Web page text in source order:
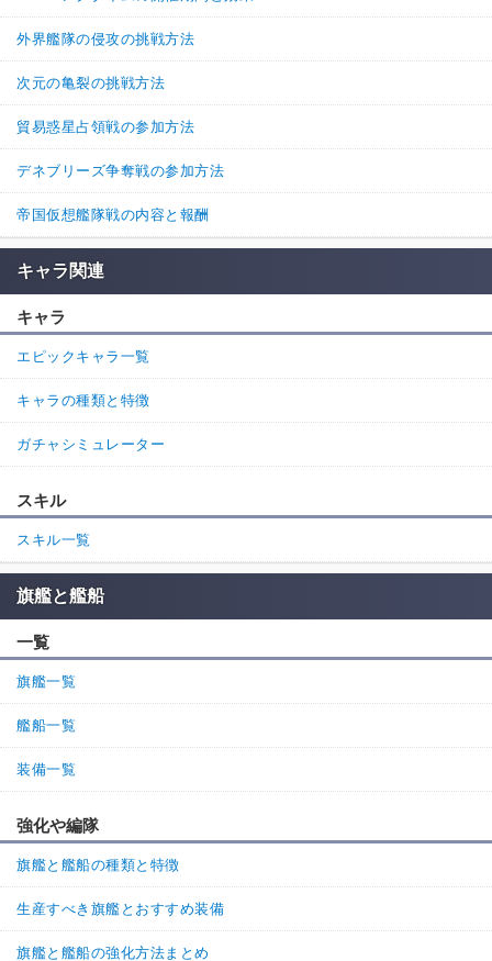
外界艦隊の侵攻の挑戦方法
次元の亀裂の挑戦方法
貿易惑星占領戦の参加方法
デネブリーズ争奪戦の参加方法
帝国仮想艦隊戦の内容と報酬
キャラ関連
キャラ
エピックキャラ一覧
キャラの種類と特徴
ガチャシミュレーター
スキル
スキル一覧
旗艦と艦船
一覧
旗艦一覧
艦船一覧
装備一覧
強化や編隊
旗艦と艦船の種類と特徴
生産すべき旗艦とおすすめ装備
旗艦と艦船の強化方法まとめ